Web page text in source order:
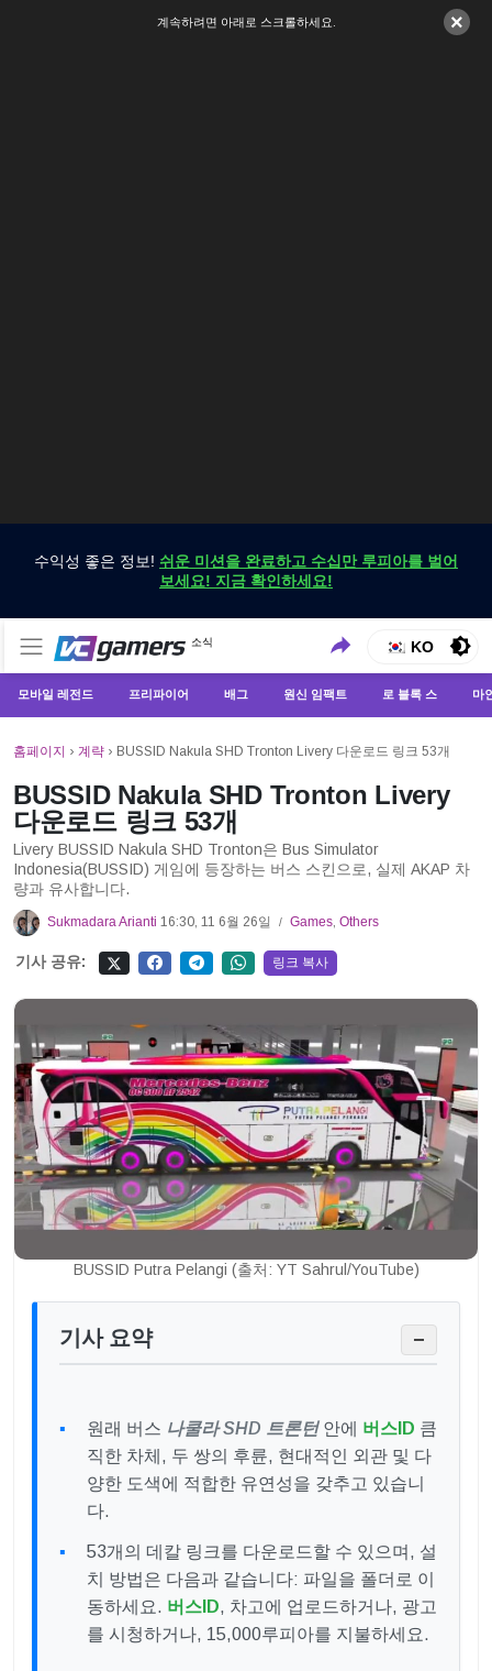
×
계속하려면 아래로 스크롤하세요.
수익성 좋은 정보! 쉬운 미션을 완료하고 수십만 루피아를 벌어
보세요! 지금 확인하세요!
VCGamers 뉴스
소식
VCGamers에서만 최신 게임 뉴스 받기
KO
모바일 레전드 프리파이어 배그 원신 임팩트 로 블록 스 마
홈페이지 › 계략 › BUSSID Nakula SHD Tronton Livery 다운로드 링크 53개
BUSSID Nakula SHD Tronton Livery
다운로드 링크 53개
Livery BUSSID Nakula SHD Tronton은 Bus Simulator
Indonesia(BUSSID) 게임에 등장하는 버스 스킨으로, 실제 AKAP 차
량과 유사합니다.
Sukmadara Arianti 16:30, 11 6월 26일 / Games, Others
기사 공유: 링크 복사
BUSSID Putra Pelangi (출처: YT Sahrul/YouTube)
기사 요약 −
원래 버스 나쿨라 SHD 트론턴안에 버스ID 큼
직한 차체, 두 쌍의 후륜, 현대적인 외관 및 다
양한 도색에 적합한 유연성을 갖추고 있습니
다.
53개의 데칼 링크를 다운로드할 수 있으며, 설
치 방법은 다음과 같습니다: 파일을 폴더로 이
동하세요. 버스ID, 차고에 업로드하거나, 광고
를 시청하거나, 15,000루피아를 지불하세요.